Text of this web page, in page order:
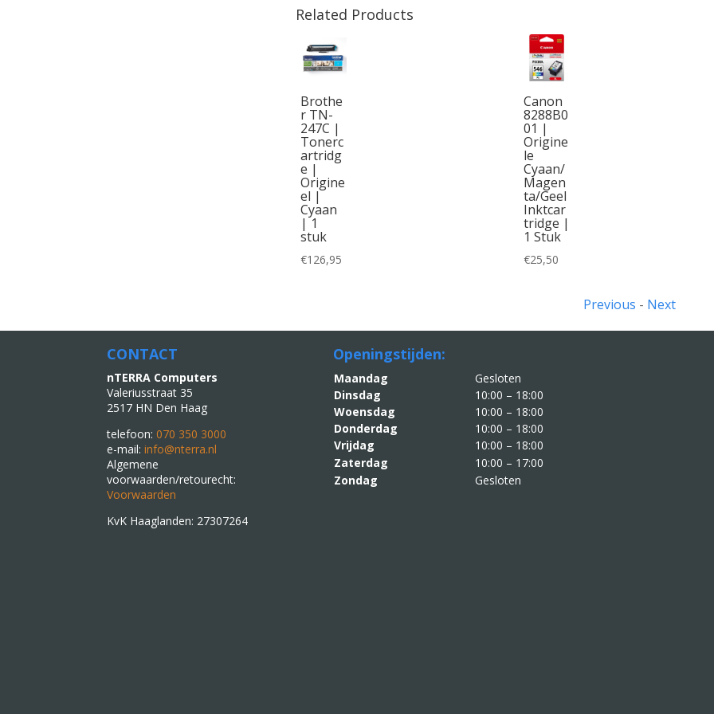
Related Products
Brothe
r TN-
247C |
Tonerc
artridg
e |
Origine
el |
Cyaan
| 1
stuk
€126,95
Canon
8288B0
01 |
Origine
le
Cyaan/
Magen
ta/Geel
Inktcar
tridge |
1 Stuk
€25,50
Previous - Next
CONTACT
nTERRA Computers
Valeriusstraat 35
2517 HN Den Haag
telefoon:070 350 3000
e-mail:info@nterra.nl
Algemene
voorwaarden/retourecht:
Voorwaarden
KvK Haaglanden: 27307264
Openingstijden:
Maandag
Gesloten
Dinsdag
10:00 – 18:00
Woensdag
10:00 – 18:00
Donderdag
10:00 – 18:00
Vrijdag
10:00 – 18:00
Zaterdag
10:00 – 17:00
Zondag
Gesloten